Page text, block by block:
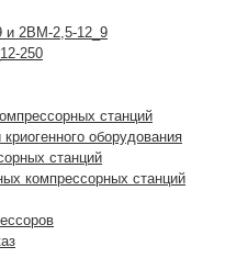
и 2ВМ-2,5-12_9
250
станций
оборудования
станций
компрессорных станций